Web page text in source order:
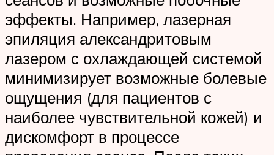
эффекты. Например, лазерная
эпиляция александритовым
лазером с охлаждающей системой
минимизирует возможные болевые
ощущения (для пациентов с
наиболее чувствительной кожей) и
дискомфорт в процессе